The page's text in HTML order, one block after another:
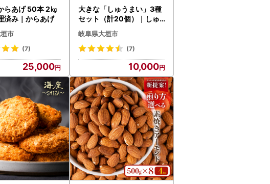
らあげ 50本 2㎏
済み｜からあげ
市
(7)
25,000
大きな「しゅうまい」3種
セット（計20個）｜しゅ
うまい
岐阜県大垣市
(7)
10,000